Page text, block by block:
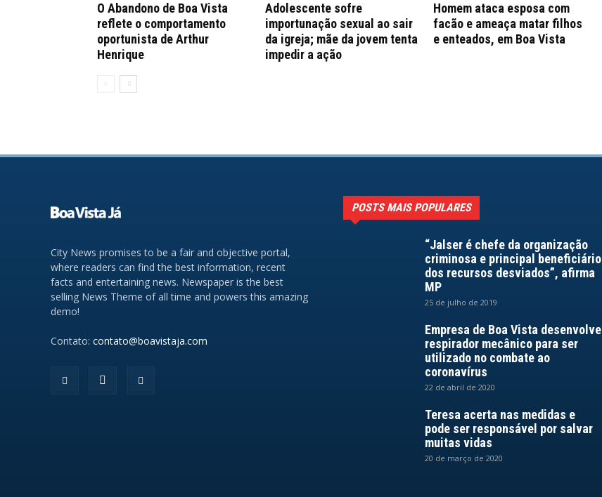
O Abandono de Boa Vista
reflete o comportamento
oportunista de Arthur
Henrique
Adolescente sofre
importunação sexual ao sair
da igreja; mãe da jovem tenta
impedir a ação
Homem ataca esposa com
facão e ameaça matar filhos
e enteados, em Boa Vista
City News promises to be a fair and objective portal,
where readers can find the best information, recent
facts and entertaining news. Newspaper is the best
selling News Theme of all time and powers this amazing
demo!
Contato: contato@boavistaja.com
POSTS MAIS POPULARES
“Jalser é chefe da organização
criminosa e principal beneficiário
dos recursos desviados”, afirma
MP
25 de julho de 2019
Empresa de Boa Vista desenvolve
respirador mecânico para ser
utilizado no combate ao
coronavírus
22 de abril de 2020
Teresa acerta nas medidas e
pode ser responsável por salvar
muitas vidas
20 de março de 2020